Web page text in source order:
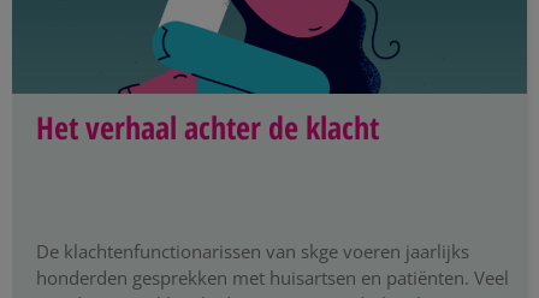
Het verhaal achter de klacht
De klachtenfunctionarissen van skge voeren jaarlijks
honderden gesprekken met huisartsen en patiënten. Veel